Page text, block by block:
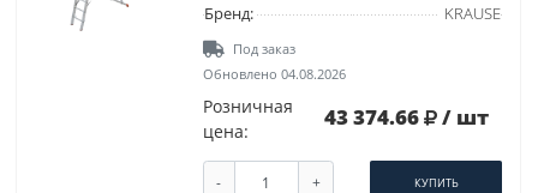
Бренд:
KRAUSE
Под заказ
Обновлено 04.08.2026
Розничная
цена:
43 374.66 / шт
- + КУПИТЬ